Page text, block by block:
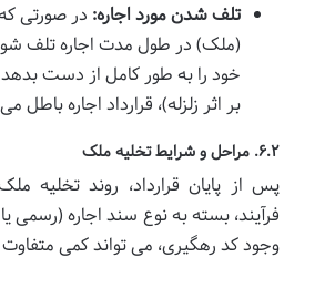
تلف شدن مورد اجاره: در صورتی
(ملک) در طول مدت اجاره تلف شود
خود را به طور کامل از دست
بر اثر زلزله)، قرارداد اجاره باطل
۶.۲. مراحل و شرایط تخلیه ملک
پس از پایان قرارداد، روند تخلیه
فرآیند، بسته به نوع سند اجاره (رسمی
وجود کد رهگیری، می تواند کمی